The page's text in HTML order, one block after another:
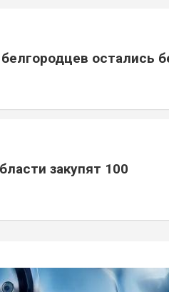
остались
закупят 100